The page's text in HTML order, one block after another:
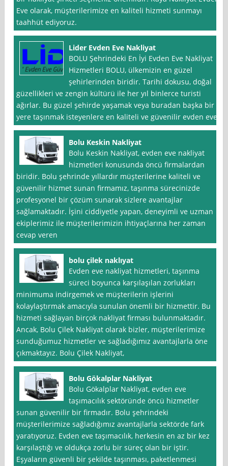
Eve olarak, müşterilerimize en kaliteli hizmeti sunmayı
taahhüt ediyoruz.
Lider Evden Eve Nakliyat
BOLU Şehrindeki En İyi Evden Eve Nakliyat
Hizmetleri BOLU, ülkemizin en güzel
şehirlerinden biridir. Tarihi dokusu, doğal
güzellikleri ve zengin kültürü ile her yıl binlerce turisti
ağırlar. Bu güzel şehirde yaşamak veya buradan başka bir
yere taşınmak isteyenlere en kaliteli ve güvenilir evden eve
Bolu Keskin Nakliyat
Bolu Keskin Nakliyat, evden eve nakliyat
hizmetleri konusunda öncü firmalardan
biridir. Bolu şehrinde yıllardır müşterilerine kaliteli ve
güvenilir hizmet sunan firmamız, taşınma sürecinizde
profesyonel bir çözüm sunarak sizlere avantajlar
sağlamaktadır. İşini ciddiyetle yapan, deneyimli ve uzman
ekiplerimiz ile müşterilerimizin ihtiyaçlarına her zaman
cevap veren
bolu çilek naklıyat
Evden eve nakliyat hizmetleri, taşınma
süreci boyunca karşılaşılan zorlukları
minimuma indirgemek ve müşterilerin işlerini
kolaylaştırmak amacıyla sunulan önemli bir hizmettir. Bu
hizmeti sağlayan birçok nakliyat firması bulunmaktadır.
Ancak, Bolu Çilek Nakliyat olarak bizler, müşterilerimize
sunduğumuz hizmetler ve sağladığımız avantajlarla öne
çıkmaktayız. Bolu Çilek Nakliyat,
Bolu Gökalplar Nakliyat
Bolu Gökalplar Nakliyat, evden eve
taşımacılık sektöründe öncü hizmetler
sunan güvenilir bir firmadır. Bolu şehrindeki
müşterilerimize sağladığımız avantajlarla sektörde fark
yaratıyoruz. Evden eve taşımacılık, herkesin en az bir kez
karşılaştığı ve oldukça zorlu bir süreç olan bir iştir.
Eşyaların güvenli bir şekilde taşınması, paketlenmesi